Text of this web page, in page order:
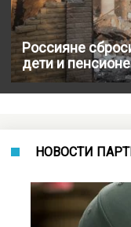
Россияне
дети и
НОВОСТИ